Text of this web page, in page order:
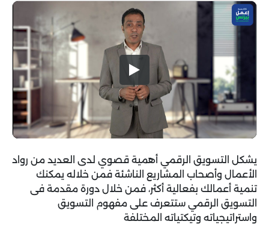
يشكل التسويق الرقمي أهمية قصوي لدى العديد من رواد
الأعمال وأصحاب المشاريع الناشئة فمن خلاله يمكنك
تنمية أعمالك بفعالية أكثر، فمن خلال دورة مقدمة فى
التسويق الرقمي ستتعرف على مفهوم التسويق
واستراتيجياته وتيكتياته المختلفة